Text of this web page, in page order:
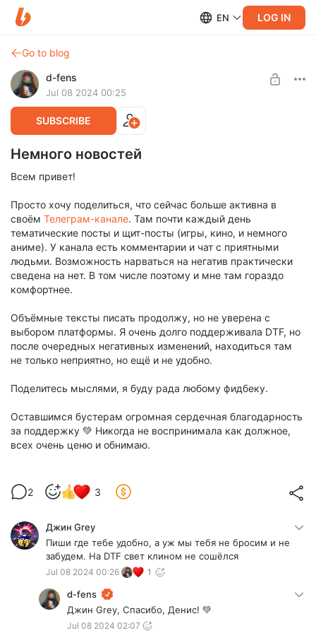
EN LOG IN
Go to blog
d-fens
Jul 08 2024 00:25
SUBSCRIBE
Немного новостей
Всем привет!
Просто хочу поделиться, что сейчас больше активна в
своём Телеграм-канале. Там почти каждый день
тематические посты и щит-посты (игры, кино, и немного
аниме). У канала есть комментарии и чат с приятными
людьми. Возможность нарваться на негатив практически
сведена на нет. В том числе поэтому и мне там гораздо
комфортнее.
Объёмные тексты писать продолжу, но не уверена с
выбором платформы. Я очень долго поддерживала DTF, но
после очередных негативных изменений, находиться там
не только неприятно, но ещё и не удобно.
Поделитесь мыслями, я буду рада любому фидбеку.
Оставшимся бустерам огромная сердечная благодарность
за поддержку 💚 Никогда не воспринимала как должное,
всех очень ценю и обнимаю.
2 3
Джин Grey
Пиши где тебе удобно, а уж мы тебя не бросим и не
забудем. На DTF свет клином не сошёлся
Jul 08 2024 00:26 1
d-fens
Джин Grey, Спасибо, Денис! 💚
Jul 08 2024 02:07